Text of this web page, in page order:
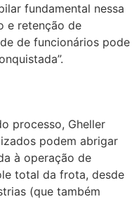
fundamental nessa
e retenção de
de funcionários pode
processo, Gheller
podem abrigar
à operação de
total da frota, desde
(que também